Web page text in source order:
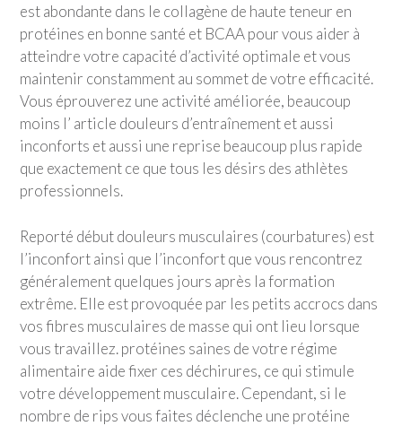
est abondante dans le collagène de haute teneur en
protéines en bonne santé et BCAA pour vous aider à
atteindre votre capacité d’activité optimale et vous
maintenir constamment au sommet de votre efficacité.
Vous éprouverez une activité améliorée, beaucoup
moins l’ article douleurs d’entraînement et aussi
inconforts et aussi une reprise beaucoup plus rapide
que exactement ce que tous les désirs des athlètes
professionnels.
Reporté début douleurs musculaires (courbatures) est
l’inconfort ainsi que l’inconfort que vous rencontrez
généralement quelques jours après la formation
extrême. Elle est provoquée par les petits accrocs dans
vos fibres musculaires de masse qui ont lieu lorsque
vous travaillez. protéines saines de votre régime
alimentaire aide fixer ces déchirures, ce qui stimule
votre développement musculaire. Cependant, si le
nombre de rips vous faites déclenche une protéine